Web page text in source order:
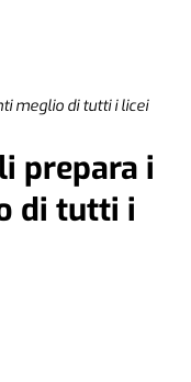
meglio di tutti i licei
prepara i
di tutti i